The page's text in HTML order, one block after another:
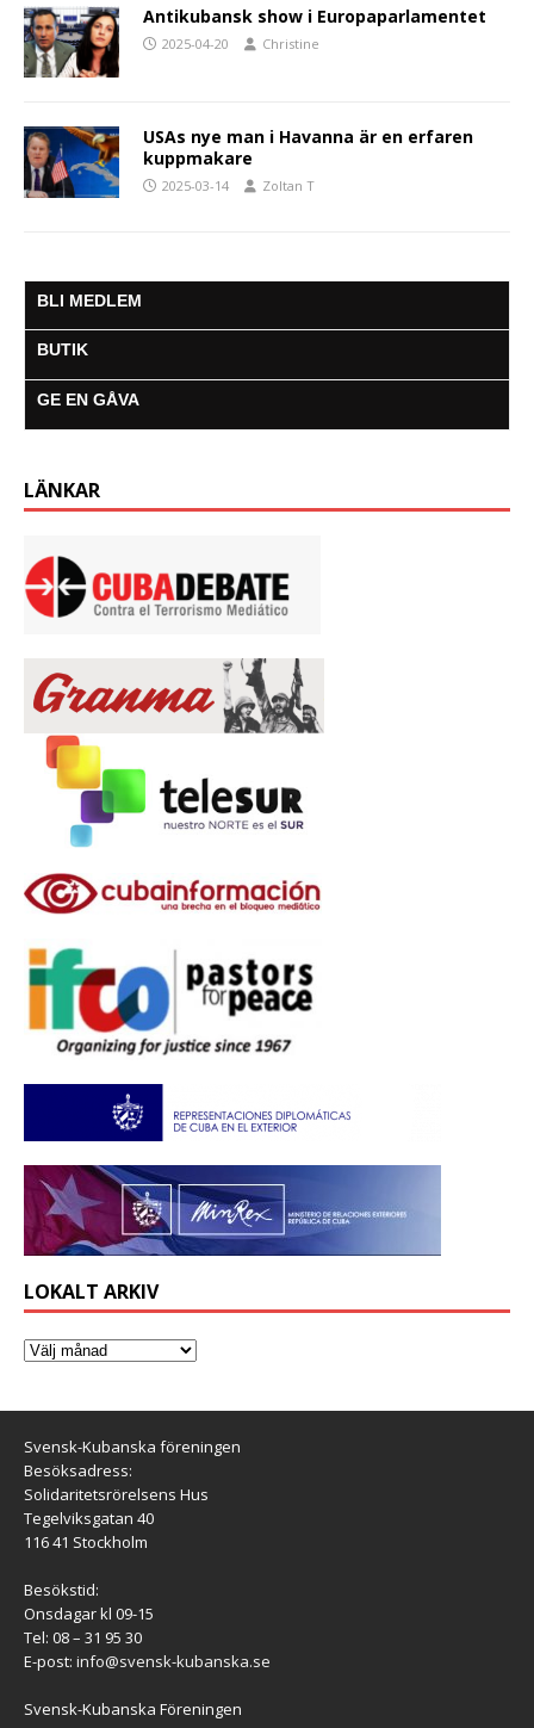
Antikubansk show i Europaparlamentet
2025-04-20 Christine
USAs nye man i Havanna är en erfaren
kuppmakare
2025-03-14 Zoltan T
BLI MEDLEM
BUTIK
GE EN GÅVA
LÄNKAR
LOKALT ARKIV
Svensk-Kubanska föreningen
Besöksadress:
Solidaritetsrörelsens Hus
Tegelviksgatan 40
116 41 Stockholm
Besökstid:
Onsdagar kl 09-15
Tel: 08 – 31 95 30
E-post: info@svensk-kubanska.se
Svensk-Kubanska Föreningen